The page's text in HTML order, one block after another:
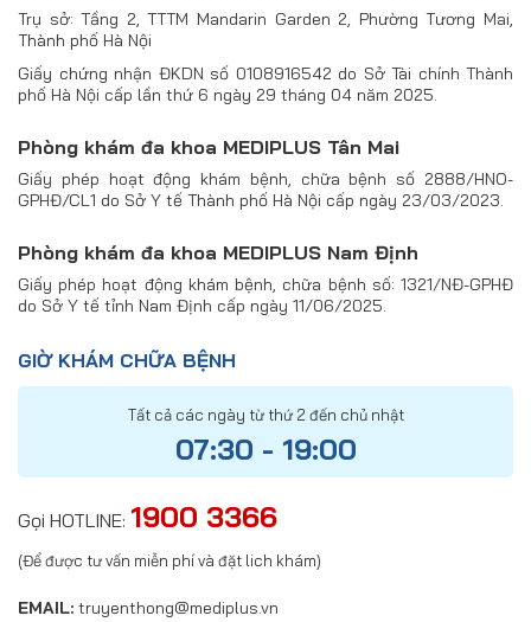
Trụ sở: Tầng 2, TTTM Mandarin Garden 2, Phường Tương Mai,
Thành phố Hà Nội
Giấy chứng nhận ĐKDN số 0108916542 do Sở Tài chính Thành
phố Hà Nội cấp lần thứ 6 ngày 29 tháng 04 năm 2025.
Phòng khám đa khoa MEDIPLUS Tân Mai
Giấy phép hoạt động khám bệnh, chữa bệnh số 2888/HNO-
GPHĐ/CL1 do Sở Y tế Thành phố Hà Nội cấp ngày 23/03/2023.
Phòng khám đa khoa MEDIPLUS Nam Định
Giấy phép hoạt động khám bệnh, chữa bệnh số: 1321/NĐ-GPHĐ
do Sở Y tế tỉnh Nam Định cấp ngày 11/06/2025.
GIỜ KHÁM CHỮA BỆNH
Tất cả các ngày từ thứ 2 đến chủ nhật
07:30 - 19:00
Gọi HOTLINE: 1900 3366
(Để được tư vấn miễn phí và đặt lich khám)
EMAIL: truyenthong@mediplus.vn